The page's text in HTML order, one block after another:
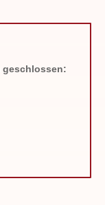
geschlossen: